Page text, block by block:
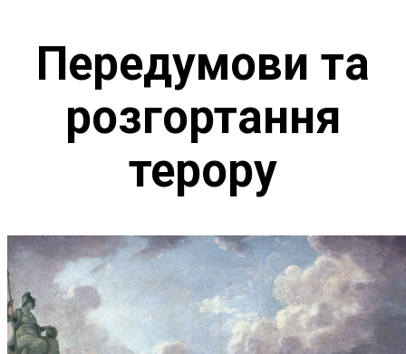
Передумови та
розгортання
терору